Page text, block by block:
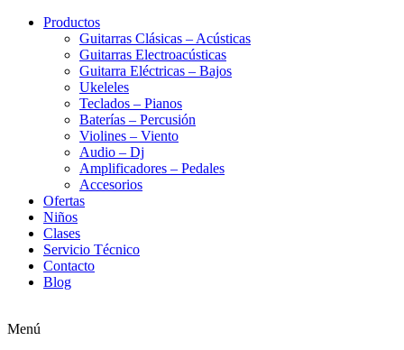
Productos
Guitarras Clásicas – Acústicas
Guitarras Electroacústicas
Guitarra Eléctricas – Bajos
Ukeleles
Teclados – Pianos
Baterías – Percusión
Violines – Viento
Audio – Dj
Amplificadores – Pedales
Accesorios
Ofertas
Niños
Clases
Servicio Técnico
Contacto
Blog
Menú